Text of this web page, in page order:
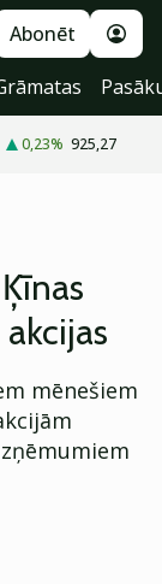
Abonēt
0,23% 925,27
mēnešiem